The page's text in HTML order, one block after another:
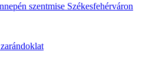
szentmise Székesfehérváron